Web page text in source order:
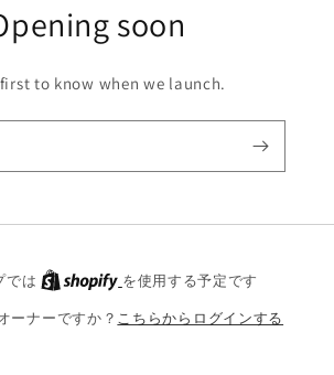
soon
to know when we launch.
では Shopify
を使用する予定です
ーナーですか？ こちらからログインする